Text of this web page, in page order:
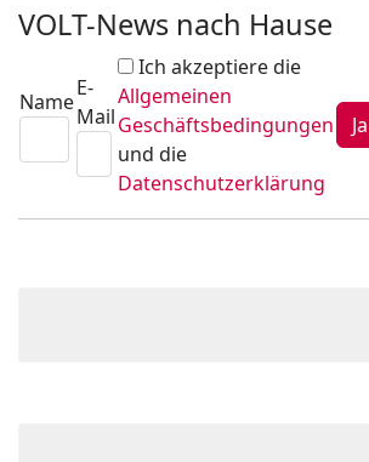
VOLT-News nach Hause
Name
E-
Mail
Ich akzeptiere die
Allgemeinen
Geschäftsbedingungen
und die
Datenschutzerklärung